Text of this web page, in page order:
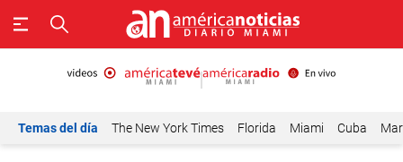
Temas del día The New York Times Florida Miami Cuba